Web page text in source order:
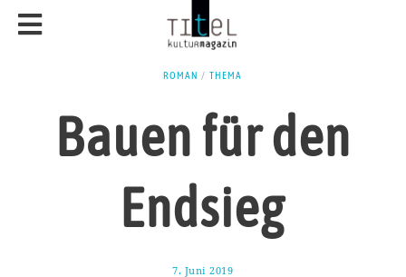
ROMAN / THEMA
Bauen für den
Endsieg
7. Juni 2019